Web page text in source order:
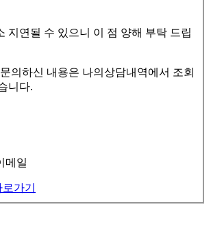
지연될 수 있으니 이 점 양해 부탁 드립
의하신 내용은 나의상담내역에서 조회
니다.
메일
가기